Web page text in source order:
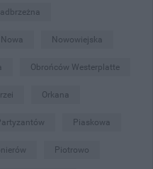
Nowa Nowowiejska
Obrońców Westerplatte
Orkana
Piaskowa
Piotrowo